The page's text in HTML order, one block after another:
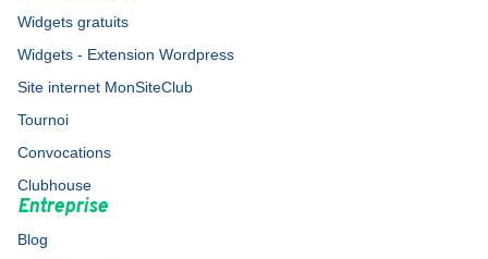
Widgets gratuits
Widgets - Extension Wordpress
Site internet MonSiteClub
Tournoi
Convocations
Clubhouse
Entreprise
Blog